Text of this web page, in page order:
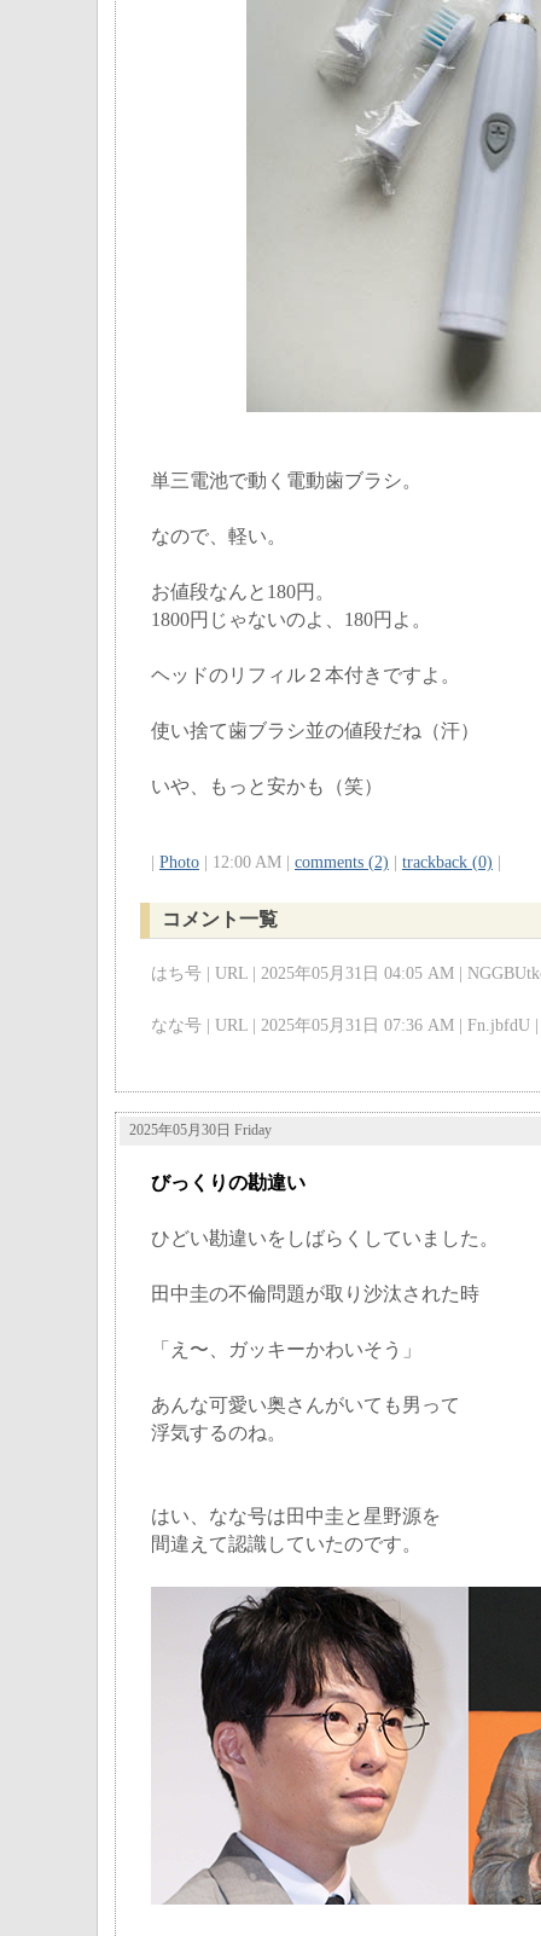
単三電池で動く電動歯ブラシ。
なので、軽い。
お値段なんと180円。
1800円じゃないのよ、180円よ。
ヘッドのリフィル２本付きですよ。
使い捨て歯ブラシ並の値段だね（汗）
いや、もっと安かも（笑）
Photo | 12:00 AM | comments (2) trackback (0)
コメント一覧
はち号 | URL | 2025年05月31日 04:05 AM |
なな号 | URL | 2025年05月31日 07:36 AM | Fn.jbfdU |
2025年05月30日 Friday
びっくりの勘違い
ひどい勘違いをしばらくしていました。
田中圭の不倫問題が取り沙汰された時
「え〜、ガッキーかわいそう」
あんな可愛い奥さんがいても男って
浮気するのね。
はい、なな号は田中圭と星野源を
間違えて認識していたのです。